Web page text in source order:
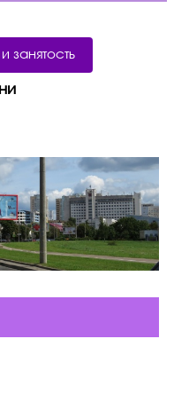
занятость